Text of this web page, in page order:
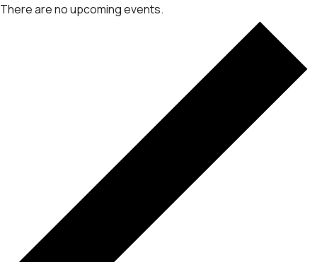
There are no upcoming events.